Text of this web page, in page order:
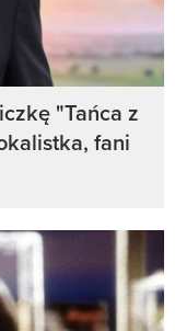
"Tańca z
fani